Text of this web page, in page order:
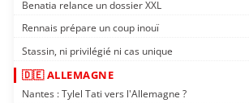
Benatia relance un dossier XXL
Rennais prépare un coup inouï
Stassin, ni privilégié ni cas unique
🇩🇪 ALLEMAGNE
Nantes : Tylel Tati vers l'Allemagne ?